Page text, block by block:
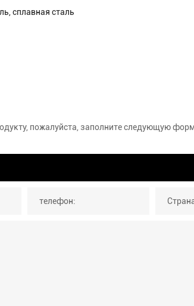
сплавная сталь
пожалуйста, заполните следующую